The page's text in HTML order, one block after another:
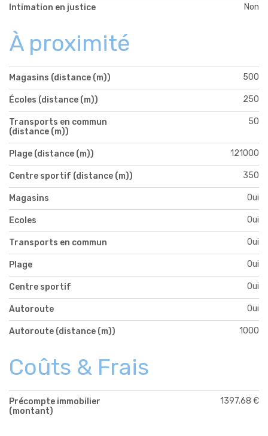
Intimation en justice Non
À proximité
Magasins (distance (m)) 500
Écoles (distance (m)) 250
Transports en commun
(distance (m))
50
Plage (distance (m)) 121000
Centre sportif (distance (m)) 350
Magasins Oui
Ecoles Oui
Transports en commun Oui
Plage Oui
Centre sportif Oui
Autoroute Oui
Autoroute (distance (m)) 1000
Coûts & Frais
Précompte immobilier
(montant)
1397.68 €